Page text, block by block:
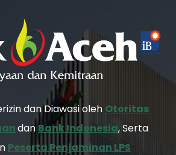
dan Diawasi oleh Otoritas
dan Bank Indonesia, Serta
Peserta Penjaminan LPS